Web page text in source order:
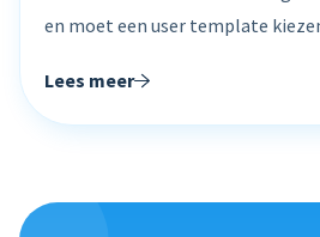
en moet een user template
Lees meer